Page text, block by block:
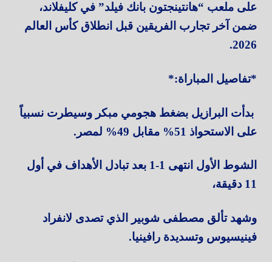
على ملعب “هانتينجتون بانك فيلد” في كليفلاند،
ضمن آخر تجارب الفريقين قبل انطلاق كأس العالم
2026.
*تفاصيل المباراة:*
بدأت البرازيل بضغط هجومي مبكر وسيطرت نسبياً
على الاستحواذ 51% مقابل 49% لمصر.
الشوط الأول انتهى 1-1 بعد تبادل الأهداف في أول
11 دقيقة،
وشهد تألق مصطفى شوبير الذي تصدى لانفراد
فينيسيوس وتسديدة رافينيا.